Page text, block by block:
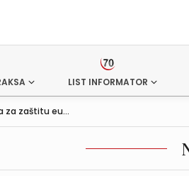
LIST INFORMATOR
za zaštitu eu...